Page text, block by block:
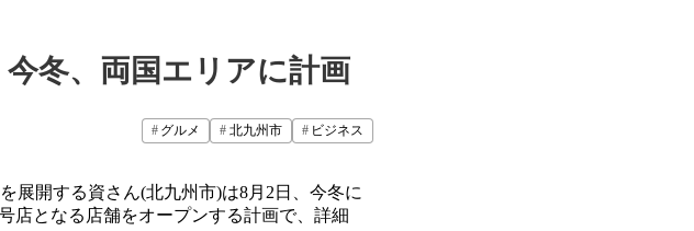
冬、両国エリアに計画
グルメ 北九州市 ビジネス
展開する資さん(北九州市)は8月2日、今冬に
店となる店舗をオープンする計画で、詳細